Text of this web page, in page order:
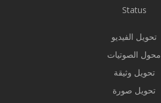
Status
تحويل الفيديو
محول الصوتيات
تحويل وثيقة
تحويل صورة